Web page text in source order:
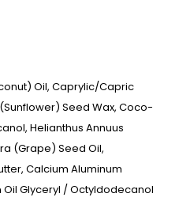
Oil, Caprylic/Capric
Seed Wax, Coco-
Helianthus Annuus
(Grape) Seed Oil,
Calcium Aluminum
Glyceryl / Octyldodecanol